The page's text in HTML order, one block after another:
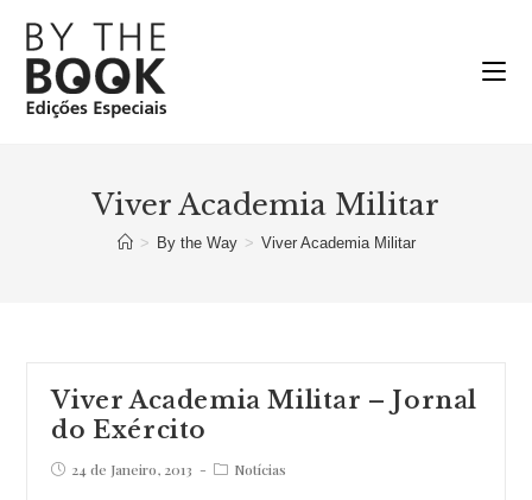
para
conteúdo
Viver Academia Militar
> By the Way > Viver Academia Militar
Viver Academia Militar – Jornal
do Exército
Post24 de Janeiro, 2013
PostNotícias